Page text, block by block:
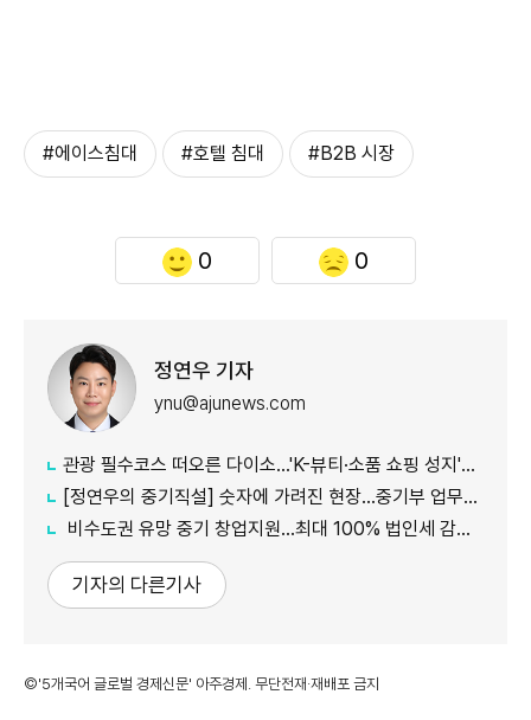
#에이스침대 #호텔 침대 #B2B 시장
0 0
정연우 기자
ynu@ajunews.com
관광 필수코스 떠오른 다이소...'K-뷰티·소품 쇼핑 성지'로 등극
[정연우의 중기직설] 숫자에 가려진 현장...중기부 업무보고의 그늘
비수도권 유망 중기 창업지원...최대 100% 법인세 감면 나서
기자의 다른기사
©'5개국어 글로벌 경제신문' 아주경제. 무단전재·재배포 금지